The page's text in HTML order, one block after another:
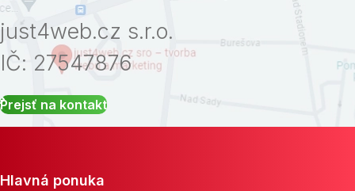
just4web.cz s.r.o.
IČ: 27547876
Prejsť na kontakt
Hlavná ponuka